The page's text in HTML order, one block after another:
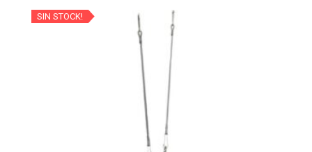
SIN STOCK!